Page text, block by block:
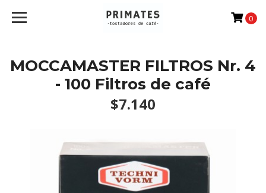
0
MOCCAMASTER FILTROS Nr. 4
- 100 Filtros de café
$7.140